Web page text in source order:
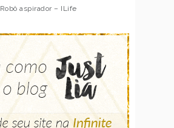
Robô aspirador – ILife